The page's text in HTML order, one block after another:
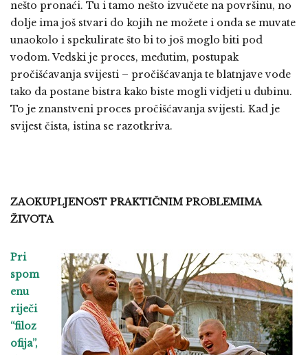
nešto pronaći. Tu i tamo nešto izvučete na površinu, no
dolje ima još stvari do kojih ne možete i onda se muvate
unaokolo i spekulirate što bi to još moglo biti pod
vodom. Vedski je proces, međutim, postupak
pročišćavanja svijesti – pročišćavanja te blatnjave vode
tako da postane bistra kako biste mogli vidjeti u dubinu.
To je znanstveni proces pročišćavanja svijesti. Kad je
svijest čista, istina se razotkriva.
ZAOKUPLJENOST PRAKTIČNIM PROBLEMIMA
ŽIVOTA
Pri
spom
enu
riječi
“filoz
ofija”,